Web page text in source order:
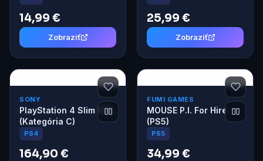
14,99 €
Zobraziť
25,99 €
Zobraziť
SONY
PlayStation 4 Slim 1TB
(Kategória C)
PS4
164,90 €
FUMI GAMES
MOUSE P.I. For Hire
(PS5)
PS5
34,99 €